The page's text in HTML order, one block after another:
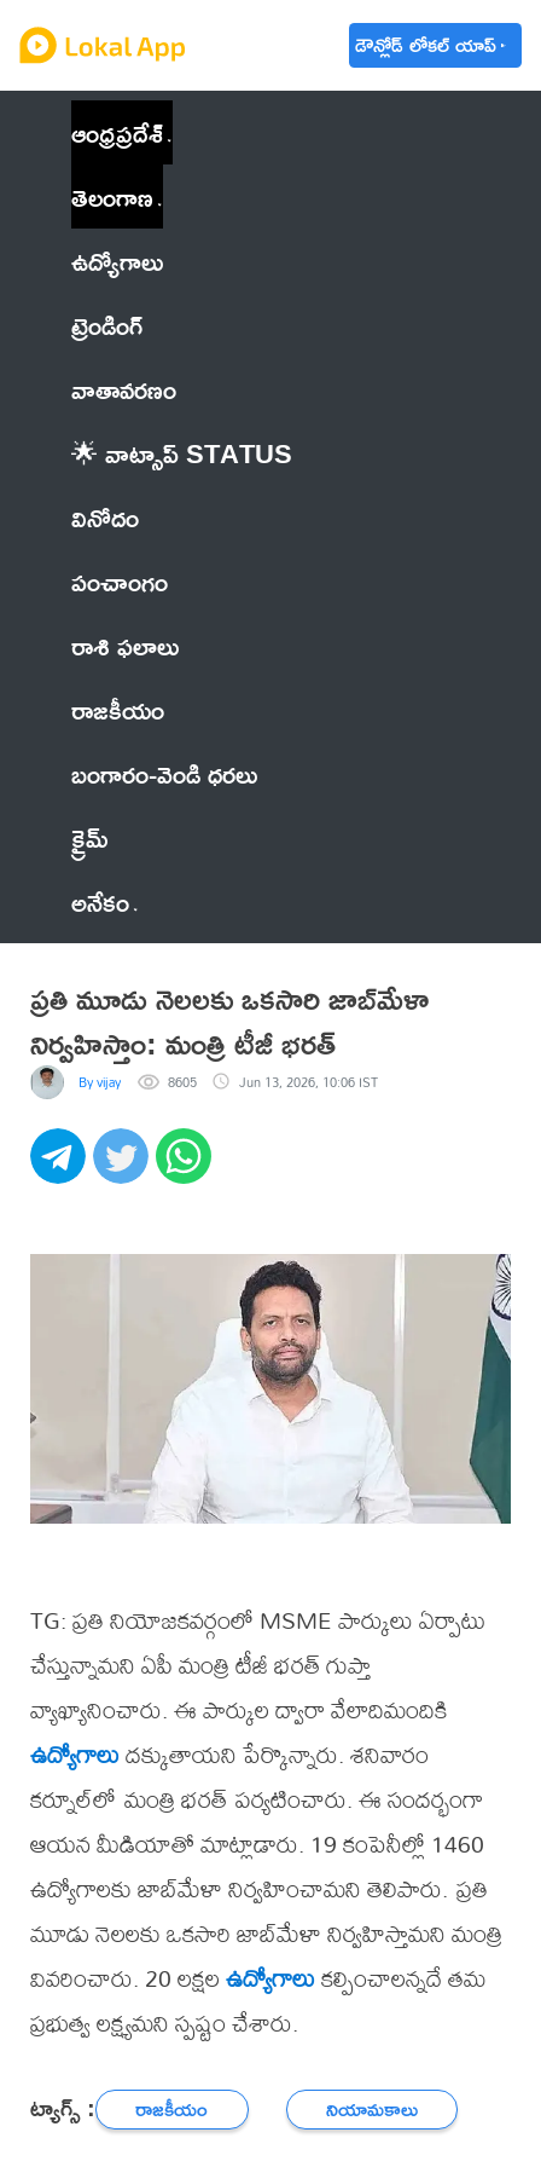
డౌన్లోడ్ లోకల్ యాప్
ఆంధ్రప్రదేశ్
తెలంగాణ
ఉద్యోగాలు
ట్రెండింగ్
వాతావరణం
🌟 వాట్సాప్ STATUS
వినోదం
పంచాంగం
రాశి ఫలాలు
రాజకీయం
బంగారం-వెండి ధరలు
క్రైమ్
అనేకం
ప్రతి మూడు నెలలకు ఒకసారి జాబ్‌మేళా
నిర్వహిస్తాం: మంత్రి టీజీ భరత్
By vijay 8605 Jun 13, 2026, 10:06 IST
TG: ప్రతి నియోజకవర్గంలో MSME పార్కులు ఏర్పాటు
చేస్తున్నామని ఏపీ మంత్రి టీజీ భరత్ గుప్తా
వ్యాఖ్యానించారు. ఈ పార్కుల ద్వారా వేలాదిమందికి
ఉద్యోగాలుదక్కుతాయని పేర్కొన్నారు. శనివారం
కర్నూల్‌లో మంత్రి భరత్ పర్యటించారు. ఈ సందర్భంగా
ఆయన మీడియాతో మాట్లాడారు. 19 కంపెనీల్లో 1460
ఉద్యోగాలకు జాబ్‌మేళా నిర్వహించామని తెలిపారు. ప్రతి
మూడు నెలలకు ఒకసారి జాబ్‌మేళా నిర్వహిస్తామని మంత్రి
వివరించారు. 20 లక్షలఉద్యోగాలుకల్పించాలన్నదే తమ
ప్రభుత్వ లక్ష్యమని స్పష్టం చేశారు.
ట్యాగ్స్ : రాజకీయం నియామకాలు